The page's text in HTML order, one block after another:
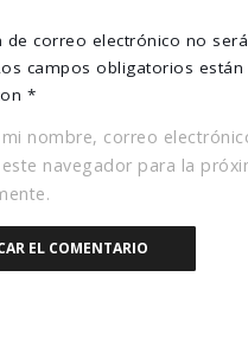
de correo electrónico no será
campos obligatorios están
*
mi nombre, correo
navegador para la